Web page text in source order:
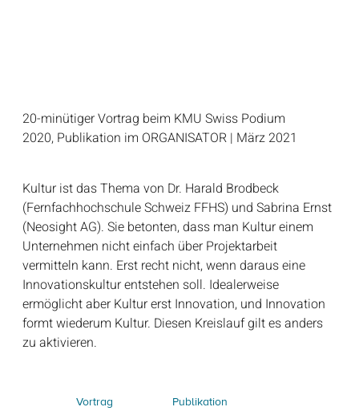
Vortrag
20-minütiger Vortrag beim KMU Swiss Podium
2020, Publikation im ORGANISATOR | März 2021
Kultur ist das Thema von Dr. Harald Brodbeck
(Fernfachhochschule Schweiz FFHS) und Sabrina Ernst
(Neosight AG). Sie betonten, dass man Kultur einem
Unternehmen nicht einfach über Projektarbeit
vermitteln kann. Erst recht nicht, wenn daraus eine
Innovationskultur entstehen soll. Idealerweise
ermöglicht aber Kultur erst Innovation, und Innovation
formt wiederum Kultur. Diesen Kreislauf gilt es anders
zu aktivieren.
Publikation